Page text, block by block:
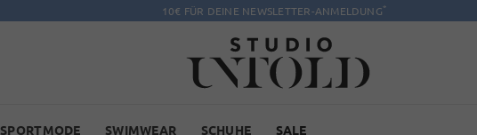
10€ FÜR DEINE NEWSLETTER-ANMELDUNG*
SPORTMODE SWIMWEAR SCHUHE SALE